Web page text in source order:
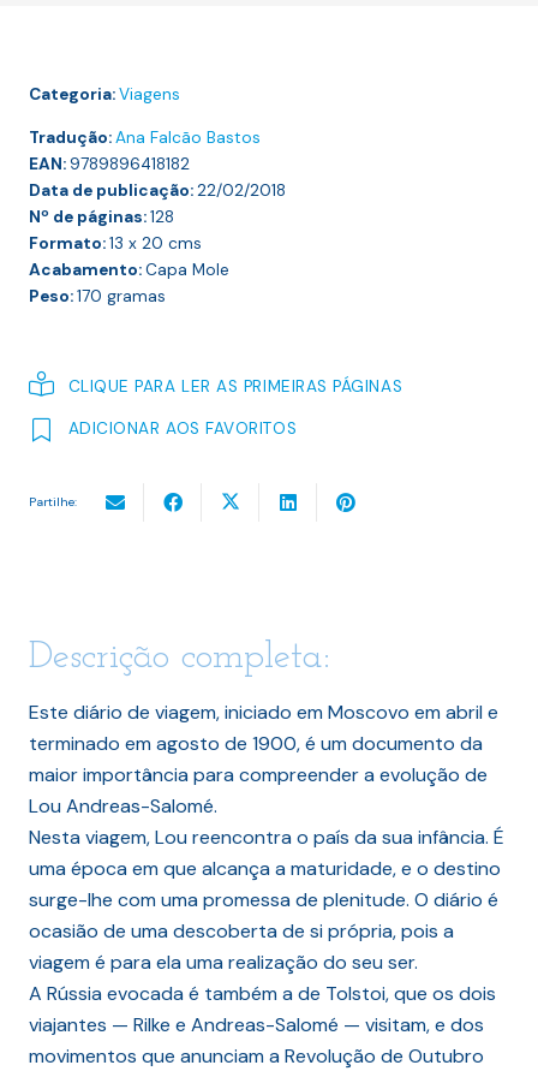
Categoria:Viagens
Tradução:Ana Falcão Bastos
EAN:9789896418182
Data de publicação:22/02/2018
Nº de páginas:128
Formato:13 x 20 cms
Acabamento:Capa Mole
Peso:170 gramas
CLIQUE PARA LER AS PRIMEIRAS PÁGINAS
ADICIONAR AOS FAVORITOS
Partilhe:
Descrição completa:
Este diário de viagem, iniciado em Moscovo em abril e
terminado em agosto de 1900, é um documento da
maior importância para compreender a evolução de
Lou Andreas-Salomé.
Nesta viagem, Lou reencontra o país da sua infância. É
uma época em que alcança a maturidade, e o destino
surge-lhe com uma promessa de plenitude. O diário é
ocasião de uma descoberta de si própria, pois a
viagem é para ela uma realização do seu ser.
A Rússia evocada é também a de Tolstoi, que os dois
viajantes — Rilke e Andreas-Salomé — visitam, e dos
movimentos que anunciam a Revolução de Outubro